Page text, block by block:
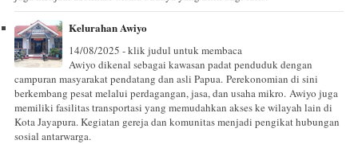
Kelurahan Awiyo
14/08/2025 - klik judul untuk membaca
Awiyo dikenal sebagai kawasan padat penduduk dengan
campuran masyarakat pendatang dan asli Papua. Perekonomian di sini
berkembang pesat melalui perdagangan, jasa, dan usaha mikro. Awiyo juga
memiliki fasilitas transportasi yang memudahkan akses ke wilayah lain di
Kota Jayapura. Kegiatan gereja dan komunitas menjadi pengikat hubungan
sosial antarwarga.